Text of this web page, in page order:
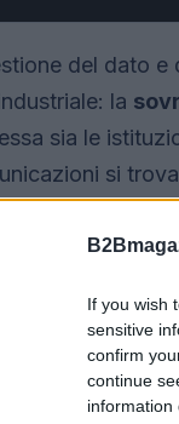
If you wish
sensitive
confirm
continue
information
del dato
la
sia le
si
reti,
dei